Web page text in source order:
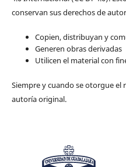
conservan sus derechos de
Copien, distribuyan y
Generen obras derivadas
Utilicen el material con
Siempre y cuando se otorgue el
autoría original.